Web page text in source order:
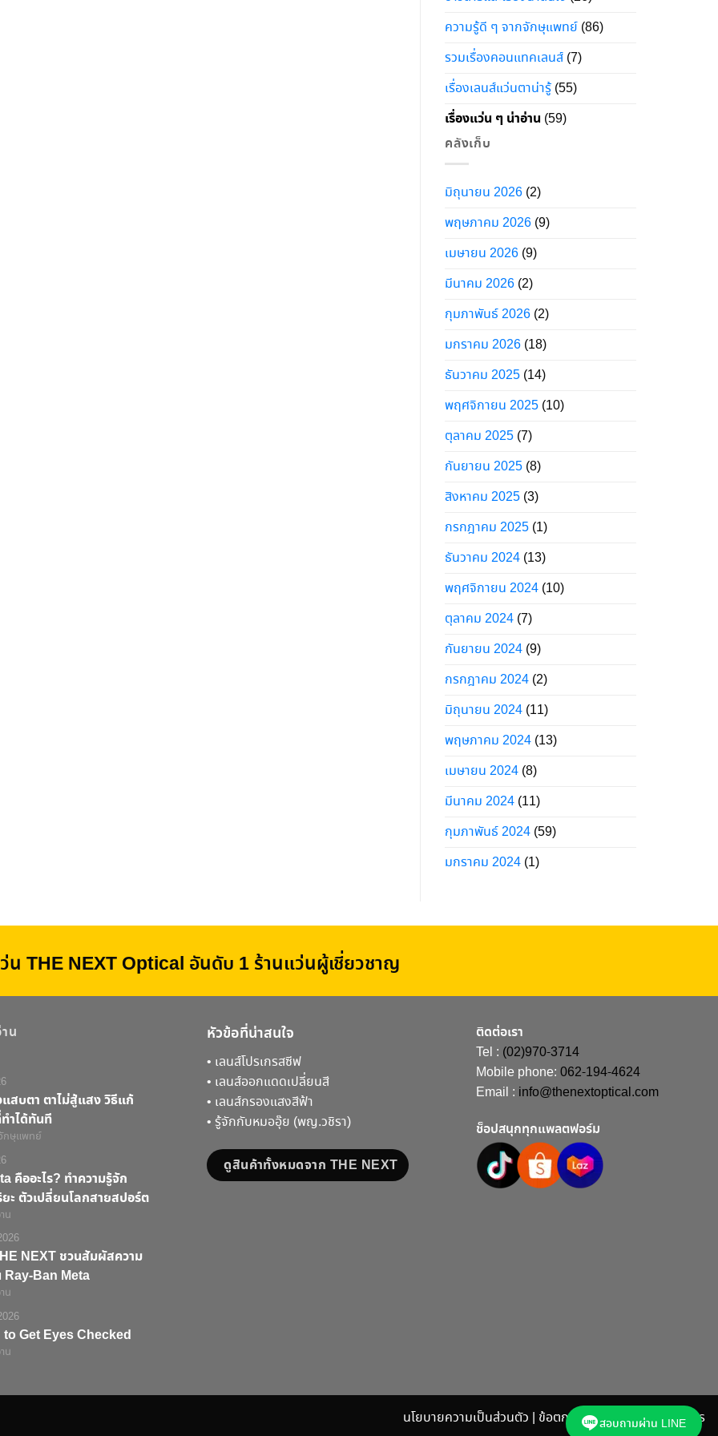
ความรู้ดี ๆ จากจักษุแพทย์ (86)
รวมเรื่องคอนแทคเลนส์ (7)
เรื่องเลนส์แว่นตาน่ารู้ (55)
เรื่องแว่น ๆ น่าอ่าน (59)
คลังเก็บ
มิถุนายน 2026 (2)
พฤษภาคม 2026 (9)
เมษายน 2026 (9)
มีนาคม 2026 (2)
กุมภาพันธ์ 2026 (2)
มกราคม 2026 (18)
ธันวาคม 2025 (14)
พฤศจิกายน 2025 (10)
ตุลาคม 2025 (7)
กันยายน 2025 (8)
สิงหาคม 2025 (3)
กรกฎาคม 2025 (1)
ธันวาคม 2024 (13)
พฤศจิกายน 2024 (10)
ตุลาคม 2024 (7)
กันยายน 2024 (9)
กรกฎาคม 2024 (2)
มิถุนายน 2024 (11)
พฤษภาคม 2024 (13)
เมษายน 2024 (8)
มีนาคม 2024 (11)
กุมภาพันธ์ 2024 (59)
มกราคม 2024 (1)
น THE NEXT Optical อันดับ 1 ร้านแว่นผู้เชี่ยวชาญ
น
สบตา ตาไม่สู้แสง วิธีแก้
ำได้ทันที
กษุแพทย์
คืออะไร? ทำความรู้จัก
ะ ตัวเปลี่ยนโลกสายสปอร์ต
น
NEXT ชวนสัมผัสความ
Ray-Ban Meta
น
Get Eyes Checked
น
หัวข้อที่น่าสนใจ
• เลนส์โปรเกรสซีฟ
• เลนส์ออกแดดเปลี่ยนสี
• เลนส์กรองแสงสีฟ้า
• รู้จักกับหมออุ๊ย (พญ.วชิรา)
ดูสินค้าทั้งหมดจาก THE NEXT
ติดต่อเรา
Tel : (02)970-3714
Mobile phone: 062-194-4624
Email : info@thenextoptical.com
ช็อปสนุกทุกแพลตฟอร์ม
นโยบายความเป็นส่วนตัว | ข้อตกลงและเงื่อนไขในการบริการ
สอบถามผ่าน LINE